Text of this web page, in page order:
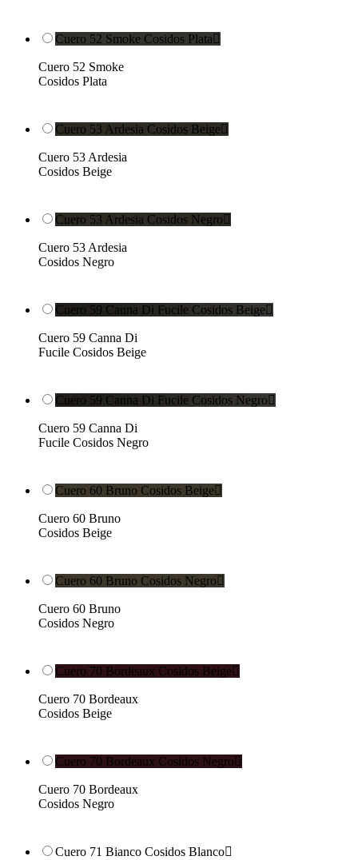
Cuero 52 Smoke Cosidos Plata
Cuero 52 Smoke
Cosidos Plata
Cuero 53 Ardesia Cosidos Beige
Cuero 53 Ardesia
Cosidos Beige
Cuero 53 Ardesia Cosidos Negro
Cuero 53 Ardesia
Cosidos Negro
Cuero 59 Canna Di Fucile Cosidos Beige
Cuero 59 Canna Di
Fucile Cosidos Beige
Cuero 59 Canna Di Fucile Cosidos Negro
Cuero 59 Canna Di
Fucile Cosidos Negro
Cuero 60 Bruno Cosidos Beige
Cuero 60 Bruno
Cosidos Beige
Cuero 60 Bruno Cosidos Negro
Cuero 60 Bruno
Cosidos Negro
Cuero 70 Bordeaux Cosidos Beige
Cuero 70 Bordeaux
Cosidos Beige
Cuero 70 Bordeaux Cosidos Negro
Cuero 70 Bordeaux
Cosidos Negro
Cuero 71 Bianco Cosidos Blanco